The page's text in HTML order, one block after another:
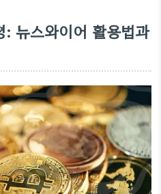
: 뉴스와이어 활용법과